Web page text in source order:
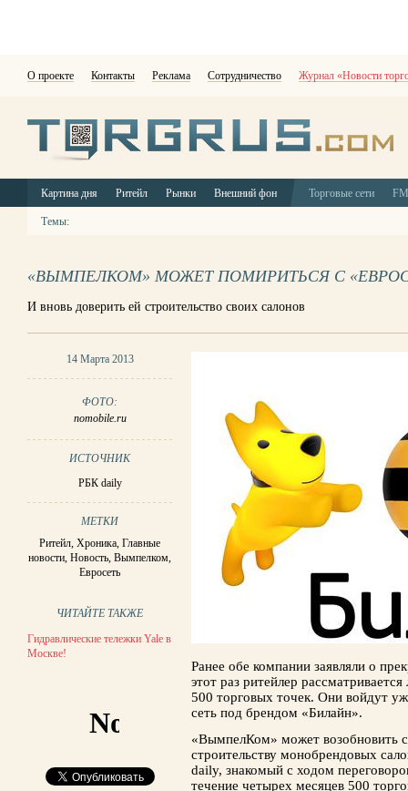
О проекте Контакты Реклама Сотрудничество Журнал «Новости
Картина дня Ритейл Рынки Внешний фон Торговые сети
Темы:
«ВЫМПЕЛКОМ» МОЖЕТ ПОМИРИТЬСЯ С
И вновь доверить ей строительство своих салонов
14 Марта 2013
ФОТО:
nomobile.ru
ИСТОЧНИК
РБК daily
МЕТКИ
Ритейл,Хроника,Главные
новости,Новость,Вымпелком,
Евросеть
ЧИТАЙТЕ ТАКЖЕ
Гидравлические тележки Yale в
Москве!
Ранее обе компании заявляли о
этот раз ритейлер
500 торговых точек. Они войдут
сеть под брендом «Билайн».
«ВымпелКом» может возобновить
строительству монобрендовых
daily, знакомый с ходом
течение четырех месяцев 500